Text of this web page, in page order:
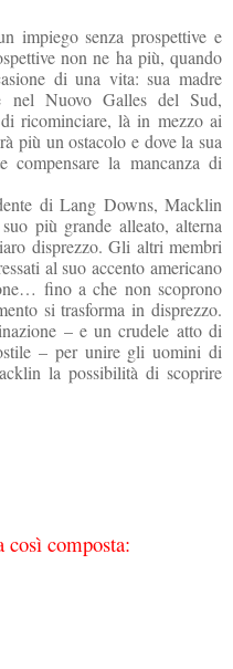
impiego senza prospettive e
non ne ha più, quando
di una vita: sua madre
nel Nuovo Galles del Sud,
ricominciare, là in mezzo ai
più un ostacolo e dove la sua
compensare la mancanza di
di Lang Downs, Macklin
più grande alleato, alterna
disprezzo. Gli altri membri
al suo accento americano
fino a che non scoprono
si trasforma in disprezzo.
– e un crudele atto di
– per unire gli uomini di
la possibilità di scoprire
composta: